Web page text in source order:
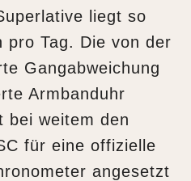
liegt so
pro Tag. Die von der
Gangabweichung
Armbanduhr
bei weitem den
für eine offizielle
angesetzt